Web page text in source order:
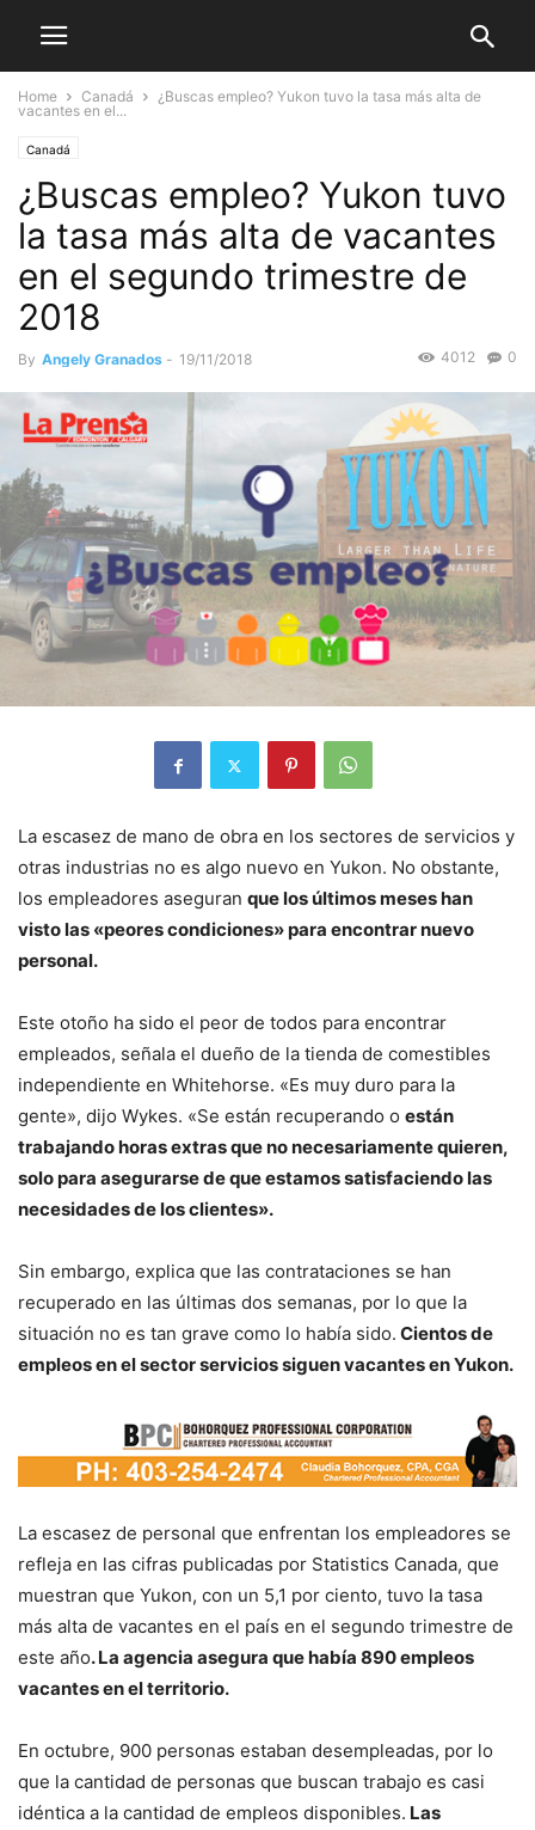
Home Canadá
¿Buscas empleo? Yukon tuvo la tasa más alta de
vacantes en el...
Canadá
¿Buscas empleo? Yukon tuvo
la tasa más alta de vacantes
en el segundo trimestre de
2018
By Angely Granados - 19/11/2018 0
4012
La escasez de mano de obra en los sectores de servicios y
otras industrias no es algo nuevo en Yukon. No obstante,
los empleadores aseguran que los últimos meses han
visto las «peores condiciones» para encontrar nuevo
personal.
Este otoño ha sido el peor de todos para encontrar
empleados, señala el dueño de la tienda de comestibles
independiente en Whitehorse. «Es muy duro para la
gente», dijo Wykes. «Se están recuperando o están
trabajando horas extras que no necesariamente quieren,
solo para asegurarse de que estamos satisfaciendo las
necesidades de los clientes».
Sin embargo, explica que las contrataciones se han
recuperado en las últimas dos semanas, por lo que la
situación no es tan grave como lo había sido. Cientos de
empleos en el sector servicios siguen vacantes en Yukon.
La escasez de personal que enfrentan los empleadores se
refleja en las cifras publicadas por Statistics Canada, que
muestran que Yukon, con un 5,1 por ciento, tuvo la tasa
más alta de vacantes en el país en el segundo trimestre de
este año. La agencia asegura que había 890 empleos
vacantes en el territorio.
En octubre, 900 personas estaban desempleadas, por lo
que la cantidad de personas que buscan trabajo es casi
idéntica a la cantidad de empleos disponibles. Las